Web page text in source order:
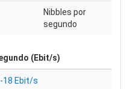
Nibbles por
segundo
(Ebit/s)
18 Ebit/s